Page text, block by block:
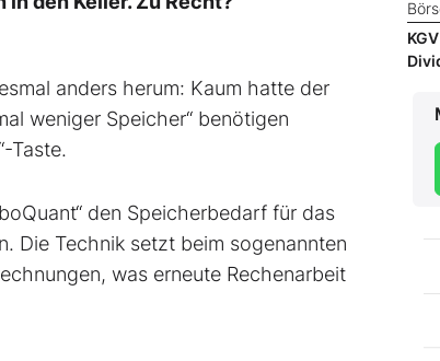
anders herum: Kaum hatte der
weniger Speicher“ benötigen
Taste.
den Speicherbedarf für das
Die Technik setzt beim sogenannten
was erneute Rechenarbeit
KGV